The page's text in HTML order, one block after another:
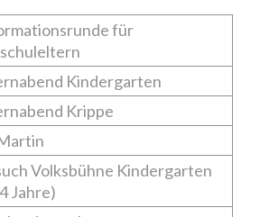
für
Kindergarten
Krippe
Volksbühne Kindergarten
Jahre)